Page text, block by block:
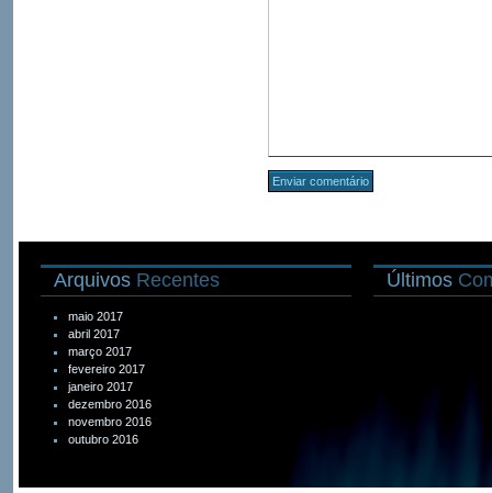
Arquivos Recentes
maio 2017
abril 2017
março 2017
fevereiro 2017
janeiro 2017
dezembro 2016
novembro 2016
outubro 2016
Últimos